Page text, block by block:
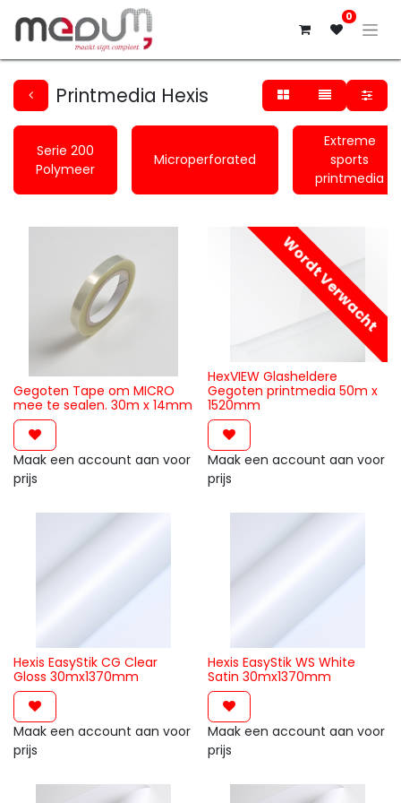
0
Printmedia Hexis
Serie 200
Polymeer
Microperforated
Extreme
sports
printmedia
Gegoten Tape om MICRO
mee te sealen. 30m x 14mm
Maak een account aan voor
prijs
Wordt Verwacht
HexVIEW Glasheldere
Gegoten printmedia 50m x
1520mm
Maak een account aan voor
prijs
Hexis EasyStik CG Clear
Gloss 30mx1370mm
Maak een account aan voor
prijs
Hexis EasyStik WS White
Satin 30mx1370mm
Maak een account aan voor
prijs